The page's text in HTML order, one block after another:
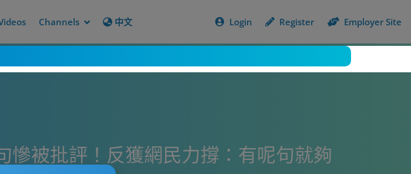
Channels 中文 Login Register Employer Site
慘被批評！反獲網民力撐：有呢句就夠